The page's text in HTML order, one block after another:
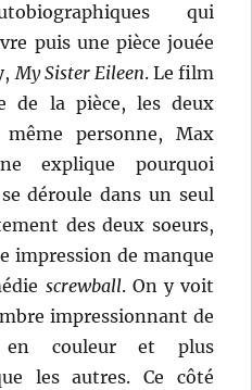
qui
puis une pièce jouée
My Sister Eileen. Le film
de la pièce, les deux
personne, Max
explique pourquoi
déroule dans un seul
des deux soeurs,
impression de manque
screwball. On y voit
impressionnant de
en couleur et plus
les autres. Ce côté